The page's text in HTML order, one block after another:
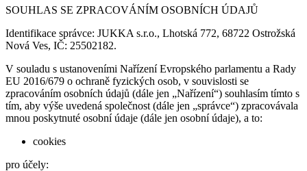
SOUHLAS SE ZPRACOVÁNÍM OSOBNÍCH ÚDAJŮ
Identifikace správce: JUKKA s.r.o., Lhotská 772, 68722 Ostrožská
Nová Ves, IČ: 25502182.
V souladu s ustanoveními Nařízení Evropského parlamentu a Rady
EU 2016/679 o ochraně fyzických osob, v souvislosti se
zpracováním osobních údajů (dále jen „Nařízení“) souhlasím tímto s
tím, aby výše uvedená společnost (dále jen „správce“) zpracovávala
mnou poskytnuté osobní údaje (dále jen osobní údaje), a to:
cookies
pro účely: